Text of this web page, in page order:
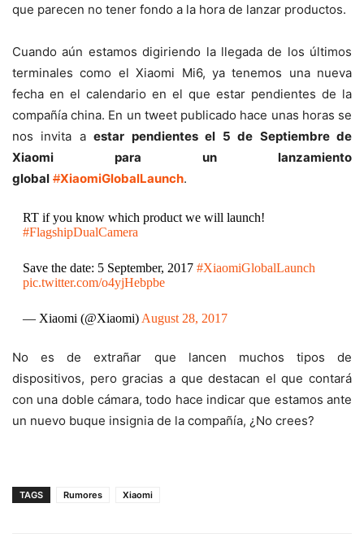
que parecen no tener fondo a la hora de lanzar productos.
Cuando aún estamos digiriendo la llegada de los últimos
terminales como el Xiaomi Mi6, ya tenemos una nueva
fecha en el calendario en el que estar pendientes de la
compañía china. En un tweet publicado hace unas horas se
nos invita aestar pendientes el 5 de Septiembre de
Xiaomi para un lanzamiento
global #XiaomiGlobalLaunch.
RT if you know which product we will launch!
#FlagshipDualCamera
Save the date: 5 September, 2017 #XiaomiGlobalLaunch
pic.twitter.com/o4yjHebpbe
— Xiaomi (@Xiaomi) August 28, 2017
No es de extrañar que lancen muchos tipos de
dispositivos, pero gracias a que destacan el que contará
con una doble cámara, todo hace indicar que estamos ante
un nuevo buque insignia de la compañía, ¿No crees?
TAGS Rumores Xiaomi